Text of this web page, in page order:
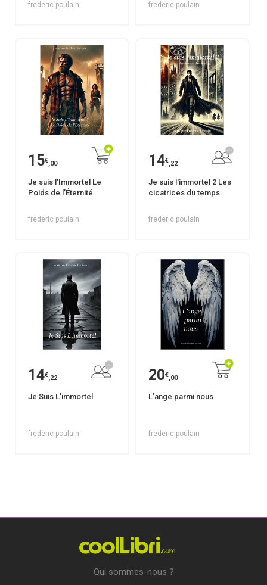
frederic poulain frederic poulain
15€,00
Je suis l’Immortel Le
Poids de l’Éternité
frederic poulain
14€,22
Je suis l'immortel 2 Les
cicatrices du temps
frederic poulain
14€,22
Je Suis L'immortel
frederic poulain
20€,00
L’ange parmi nous
frederic poulain
Qui sommes-nous ?